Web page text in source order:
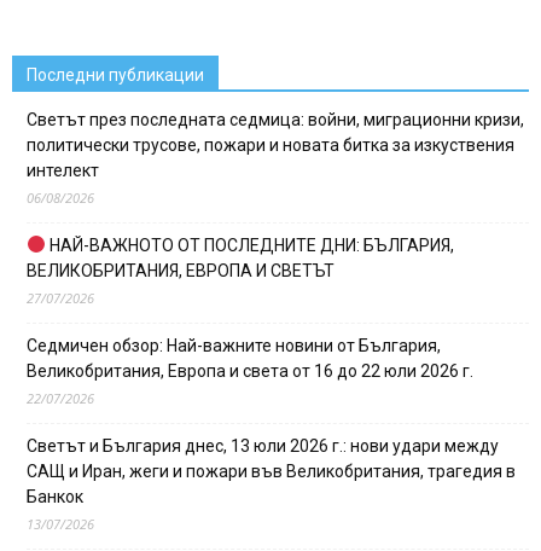
Последни публикации
Светът през последната седмица: войни, миграционни кризи,
политически трусове, пожари и новата битка за изкуствения
интелект
06/08/2026
НАЙ-ВАЖНОТО ОТ ПОСЛЕДНИТЕ ДНИ: БЪЛГАРИЯ,
ВЕЛИКОБРИТАНИЯ, ЕВРОПА И СВЕТЪТ
27/07/2026
Седмичен обзор: Най-важните новини от България,
Великобритания, Европа и света от 16 до 22 юли 2026 г.
22/07/2026
Светът и България днес, 13 юли 2026 г.: нови удари между
САЩ и Иран, жеги и пожари във Великобритания, трагедия в
Банкок
13/07/2026